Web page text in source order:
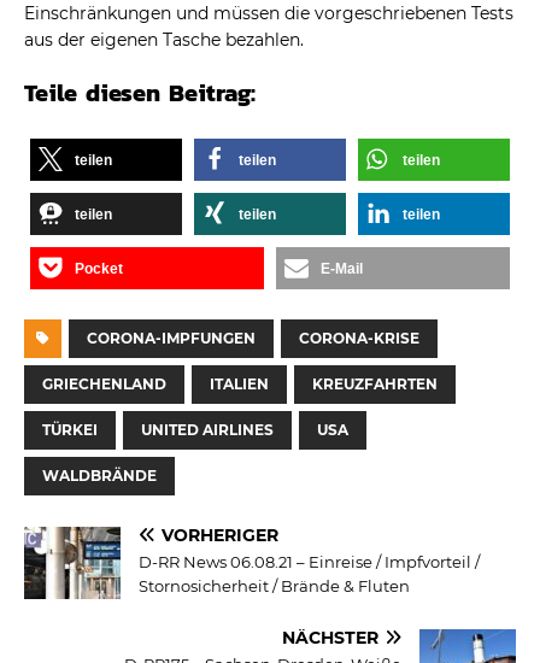
Einschränkungen und müssen die vorgeschriebenen Tests
aus der eigenen Tasche bezahlen.
Teile diesen Beitrag:
teilen teilen teilen
teilen teilen teilen
Pocket E-Mail
CORONA-IMPFUNGEN CORONA-KRISE
GRIECHENLAND ITALIEN KREUZFAHRTEN
TÜRKEI UNITED AIRLINES USA
WALDBRÄNDE
VORHERIGER
D-RR News 06.08.21 – Einreise / Impfvorteil /
Stornosicherheit / Brände & Fluten
NÄCHSTER